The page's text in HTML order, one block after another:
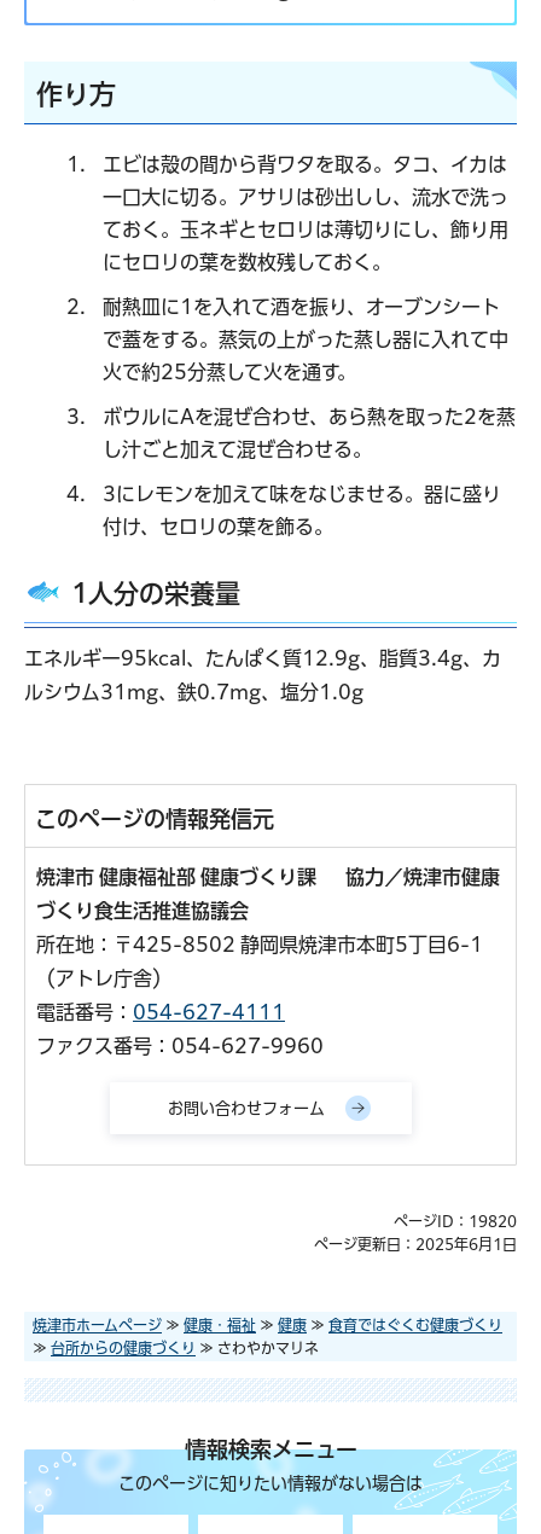
作り方
エビは殻の間から背ワタを取る。タコ、イカは
一口大に切る。アサリは砂出しし、流水で洗っ
ておく。玉ネギとセロリは薄切りにし、飾り用
にセロリの葉を数枚残しておく。
耐熱皿に1を入れて酒を振り、オーブンシート
で蓋をする。蒸気の上がった蒸し器に入れて中
火で約25分蒸して火を通す。
ボウルにAを混ぜ合わせ、あら熱を取った2を蒸
し汁ごと加えて混ぜ合わせる。
3にレモンを加えて味をなじませる。器に盛り
付け、セロリの葉を飾る。
1人分の栄養量
エネルギー95kcal、たんぱく質12.9g、脂質3.4g、カ
ルシウム31mg、鉄0.7mg、塩分1.0g
このページの情報発信元
焼津市 健康福祉部 健康づくり課 協力／焼津市健康
づくり食生活推進協議会
所在地：〒425-8502 静岡県焼津市本町5丁目6-1
（アトレ庁舎）
電話番号： 054-627-4111
ファクス番号：054-627-9960
ページID：19820
ページ更新日：2025年6月1日
焼津市ホームページ ≫ 健康・福祉 ≫ 健康 ≫ 食育ではぐくむ健康づくり
≫ 台所からの健康づくり ≫ さわやかマリネ
情報検索メニュー
このページに知りたい情報がない場合は